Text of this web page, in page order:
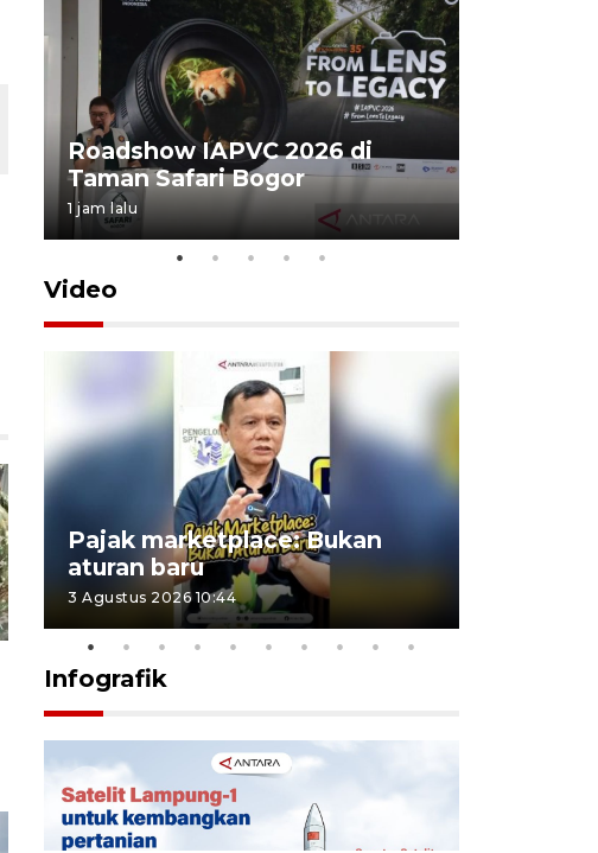
Roadshow IAPVC 2026 di
Taman Safari Bogor
1 jam lalu
Video
Pajak marketplace: Bukan
aturan baru
3 Agustus 2026 10:44
Infografik